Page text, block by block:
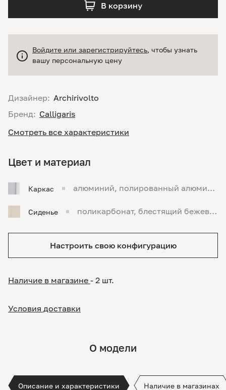
Дизайнер: Archirivolto
Бренд: Calligaris
Смотреть все характеристики
Войдите или зарегистрируйтесь, чтобы узнать
вашу персональную цену
В корзину
Цвет и материал
Каркас
алюминий, полированный алюмини
Сиденье
поликарбонат, блестящий бежевы
Настроить свою конфигурацию
Наличие в магазине - 2 шт.
Условия доставки
О модели
Описание и характеристики Наличие в магазинах